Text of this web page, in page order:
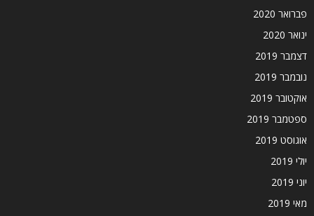
פברואר 2020
ינואר 2020
דצמבר 2019
נובמבר 2019
אוקטובר 2019
ספטמבר 2019
אוגוסט 2019
יולי 2019
יוני 2019
מאי 2019